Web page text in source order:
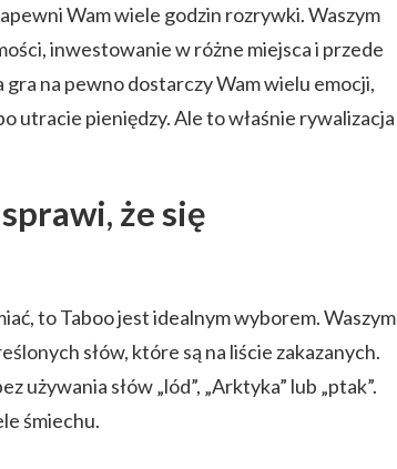
Wam wiele godzin rozrywki. Waszym
inwestowanie w różne miejsca i przede
na pewno dostarczy Wam wielu emocji,
utracie pieniędzy. Ale to właśnie rywalizacja
że się
to Taboo jest idealnym wyborem. Waszym
słów, które są na liście zakazanych.
używania słów „lód”, „Arktyka” lub „ptak”.
śmiechu.